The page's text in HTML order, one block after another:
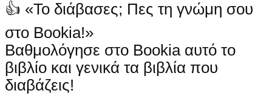
👍 «Το διάβασες; Πες τη γνώμη σου
στο Bookia!»
Βαθμολόγησε στο Bookia αυτό το
βιβλίο και γενικά τα βιβλία που
διαβάζεις!